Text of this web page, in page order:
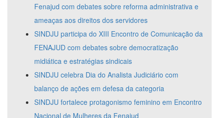
Fenajud com debates sobre reforma administrativa e
ameaças aos direitos dos servidores
SINDJU participa do XIII Encontro de Comunicação da
FENAJUD com debates sobre democratização
midiática e estratégias sindicais
SINDJU celebra Dia do Analista Judiciário com
balanço de ações em defesa da categoria
SINDJU fortalece protagonismo feminino em Encontro
Nacional de Mulheres da Fenajud